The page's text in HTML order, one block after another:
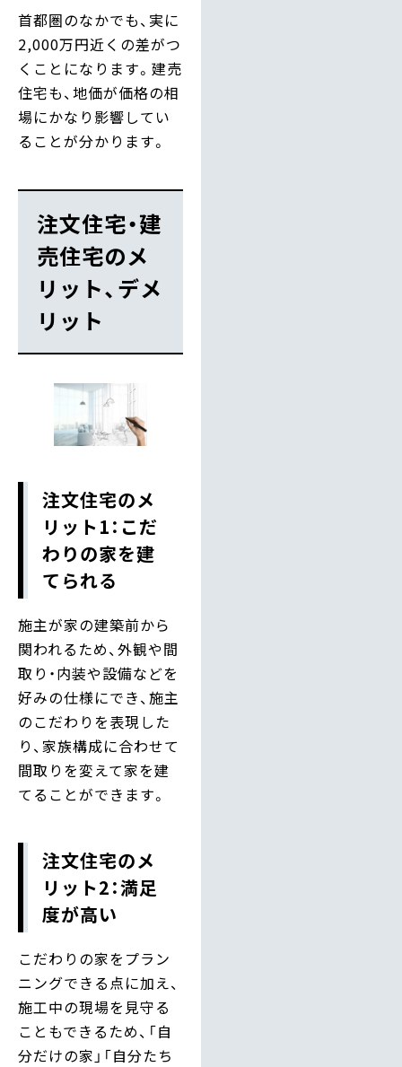
首都圏のなかでも、実に
2,000万円近くの差がつ
くことになります。建売
住宅も、地価が価格の相
場にかなり影響してい
ることが分かります。
注文住宅・建
売住宅のメ
リット、デメ
リット
注文住宅のメ
リット1：こだ
わりの家を建
てられる
施主が家の建築前から
関われるため、外観や間
取り・内装や設備などを
好みの仕様にでき、施主
のこだわりを表現した
り、家族構成に合わせて
間取りを変えて家を建
てることができます。
注文住宅のメ
リット2：満足
度が高い
こだわりの家をプラン
ニングできる点に加え、
施工中の現場を見守る
こともできるため、「自
分だけの家」「自分たち